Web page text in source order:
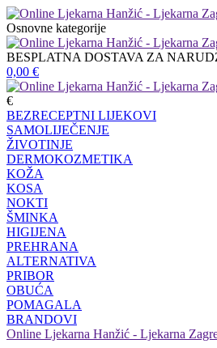
Osnovne kategorije
BESPLATNA DOSTAVA ZA
0,00 €
€
BEZRECEPTNI LIJEKOVI
SAMOLIJEČENJE
ŽIVOTINJE
DERMOKOZMETIKA
KOŽA
KOSA
NOKTI
ŠMINKA
HIGIJENA
PREHRANA
ALTERNATIVA
PRIBOR
OBUĆA
POMAGALA
BRANDOVI
Online Ljekarna Hanžić - Ljekarna